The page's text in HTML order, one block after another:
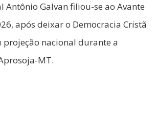
Galvan filiou-se ao Avante
após deixar o Democracia Cristã
projeção nacional durante a
MT.